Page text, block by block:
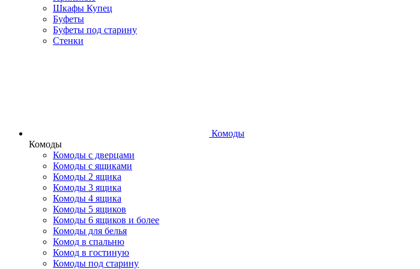
Шкафы Купец
Буфеты
Буфеты под старину
Стенки
Комоды
Комоды
Комоды с дверцами
Комоды с ящиками
Комоды 2 ящика
Комоды 3 ящика
Комоды 4 ящика
Комоды 5 ящиков
Комоды 6 ящиков и более
Комоды для белья
Комод в спальню
Комод в гостиную
Комоды под старину